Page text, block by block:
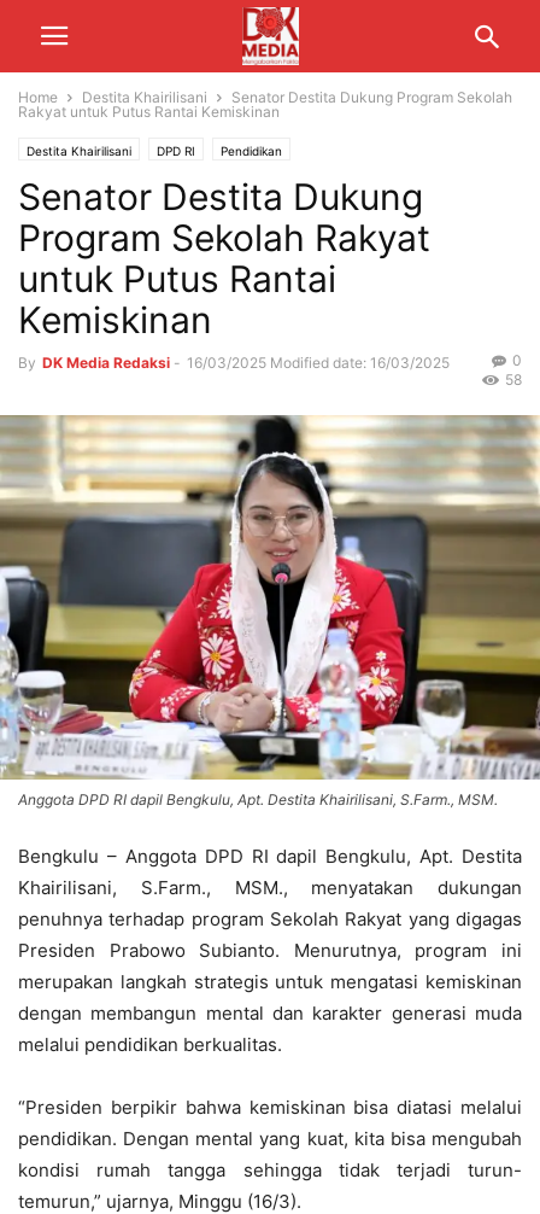
Home Destita Khairilisani
Senator Destita Dukung Program Sekolah
Rakyat untuk Putus Rantai Kemiskinan
Destita Khairilisani DPD RI Pendidikan
Senator Destita Dukung
Program Sekolah Rakyat
untuk Putus Rantai
Kemiskinan
By DK Media Redaksi - 16/03/2025 Modified date: 16/03/2025
0
58
Anggota DPD RI dapil Bengkulu, Apt. Destita Khairilisani, S.Farm., MSM.
Bengkulu – Anggota DPD RI dapil Bengkulu, Apt. Destita
Khairilisani, S.Farm., MSM., menyatakan dukungan
penuhnya terhadap program Sekolah Rakyat yang digagas
Presiden Prabowo Subianto. Menurutnya, program ini
merupakan langkah strategis untuk mengatasi kemiskinan
dengan membangun mental dan karakter generasi muda
melalui pendidikan berkualitas.
“Presiden berpikir bahwa kemiskinan bisa diatasi melalui
pendidikan. Dengan mental yang kuat, kita bisa mengubah
kondisi rumah tangga sehingga tidak terjadi turun-
temurun,” ujarnya, Minggu (16/3).